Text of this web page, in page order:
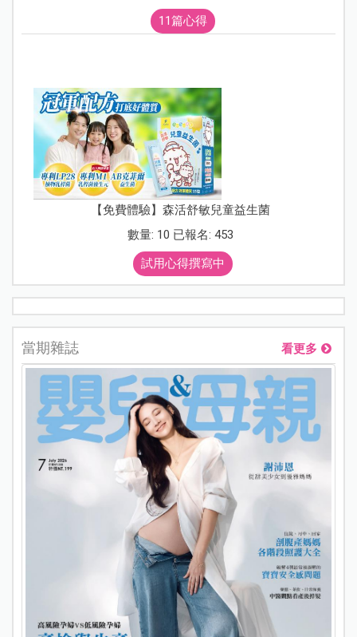
11篇心得
【免費體驗】森活舒敏兒童益生菌
數量: 10 已報名: 453
試用心得撰寫中
當期雜誌 看更多